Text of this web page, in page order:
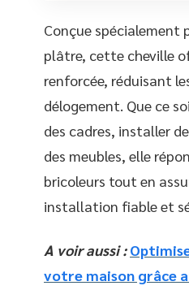
Conçue spécialement
plâtre, cette cheville
renforcée, réduisant
délogement. Que ce
des cadres, installer
des meubles, elle
bricoleurs tout en
installation fiable et
A voir aussi :
votre maison grâce